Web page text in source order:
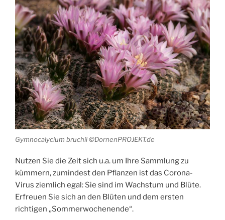
Gymnocalycium bruchii ©DornenPROJEKT.de
Nutzen Sie die Zeit sich u.a. um Ihre Sammlung zu
kümmern, zumindest den Pflanzen ist das Corona-
Virus ziemlich egal: Sie sind im Wachstum und Blüte.
Erfreuen Sie sich an den Blüten und dem ersten
richtigen „Sommerwochenende“.